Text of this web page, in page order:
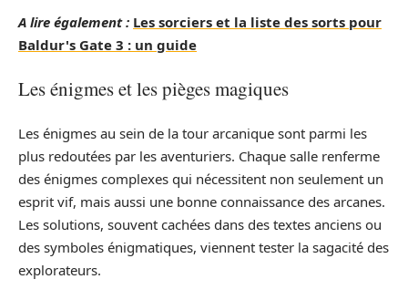
A lire également : Les sorciers et la liste des sorts pour
Baldur's Gate 3 : un guide
Les énigmes et les pièges magiques
Les énigmes au sein de la tour arcanique sont parmi les
plus redoutées par les aventuriers. Chaque salle renferme
des énigmes complexes qui nécessitent non seulement un
esprit vif, mais aussi une bonne connaissance des arcanes.
Les solutions, souvent cachées dans des textes anciens ou
des symboles énigmatiques, viennent tester la sagacité des
explorateurs.